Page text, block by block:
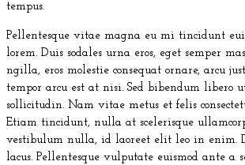
tempus.
Pellentesque vitae magna eu mi tincidunt
lorem. Duis sodales urna eros, eget semper
ngilla, eros molestie consequat ornare, arcu
tempor arcu est at nisi. Sed bibendum libero
sollicitudin. Nam vitae metus et felis
Etiam tincidunt, nulla at scelerisque
vestibulum nulla, id laoreet elit leo in enim.
lacus. Pellentesque vulputate euismod ante a